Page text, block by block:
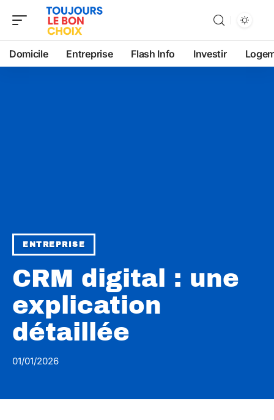
Domicile Entreprise Flash Info Investir
ENTREPRISE
CRM digital : une
explication
détaillée
01/01/2026